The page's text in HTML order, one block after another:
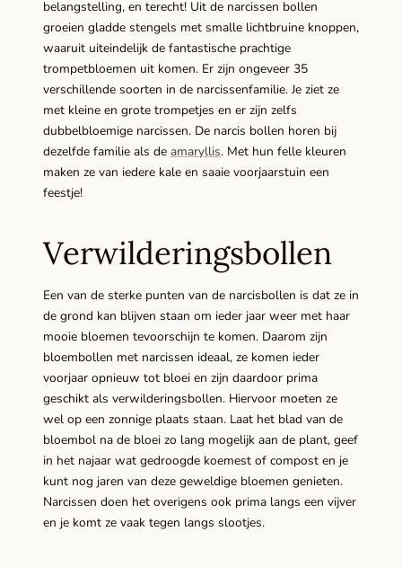
belangstelling, en terecht! Uit de narcissen bollen
groeien gladde stengels met smalle lichtbruine knoppen,
waaruit uiteindelijk de fantastische prachtige
trompetbloemen uit komen. Er zijn ongeveer 35
verschillende soorten in de narcissenfamilie. Je ziet ze
met kleine en grote trompetjes en er zijn zelfs
dubbelbloemige narcissen. De narcis bollen horen bij
dezelfde familie als de amaryllis. Met hun felle kleuren
maken ze van iedere kale en saaie voorjaarstuin een
feestje!
Verwilderingsbollen
Een van de sterke punten van de narcisbollen is dat ze in
de grond kan blijven staan om ieder jaar weer met haar
mooie bloemen tevoorschijn te komen. Daarom zijn
bloembollen met narcissen ideaal, ze komen ieder
voorjaar opnieuw tot bloei en zijn daardoor prima
geschikt als verwilderingsbollen. Hiervoor moeten ze
wel op een zonnige plaats staan. Laat het blad van de
bloembol na de bloei zo lang mogelijk aan de plant, geef
in het najaar wat gedroogde koemest of compost en je
kunt nog jaren van deze geweldige bloemen genieten.
Narcissen doen het overigens ook prima langs een vijver
en je komt ze vaak tegen langs slootjes.